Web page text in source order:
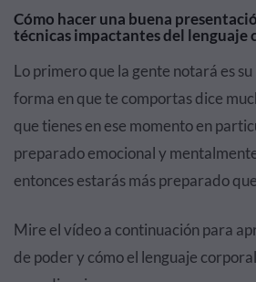
Cómo hacer una buena
técnicas impactantes del lenguaje
Lo primero que la gente notará es
forma en que te comportas dice
que tienes en ese momento en
preparado emocional y
entonces estarás más preparado
Mire el vídeo a continuación para
de poder y cómo el lenguaje